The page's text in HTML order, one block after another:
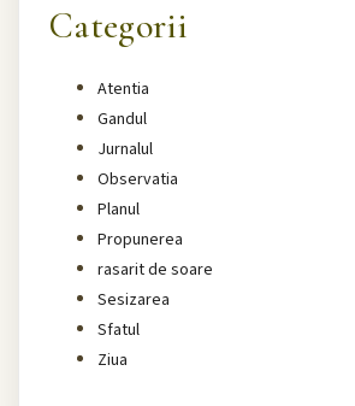
Categorii
Atentia
Gandul
Jurnalul
Observatia
Planul
Propunerea
rasarit de soare
Sesizarea
Sfatul
Ziua